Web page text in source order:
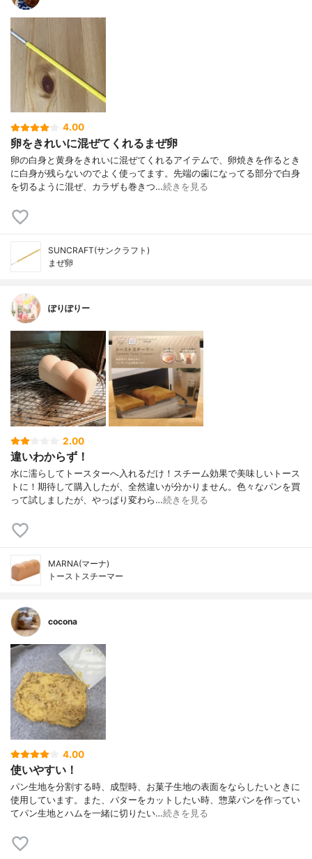
4.00
卵をきれいに混ぜてくれるまぜ卵
卵の白身と黄身をきれいに混ぜてくれるアイテムで、卵焼きを作るとき
に白身が残らないのでよく使ってます。先端の歯になってる部分で白身
を切るように混ぜ、カラザも巻きつ…続きを見る
SUNCRAFT(サンクラフト)
まぜ卵
ぽりぽりー
2.00
違いわからず！
水に濡らしてトースターへ入れるだけ！スチーム効果で美味しいトース
トに！期待して購入したが、全然違いが分かりません。色々なパンを買
って試しましたが、やっぱり変わら…続きを見る
MARNA(マーナ)
トーストスチーマー
cocona
4.00
使いやすい！
パン生地を分割する時、成型時、お菓子生地の表面をならしたいときに
使用しています。また、バターをカットしたい時、惣菜パンを作ってい
てパン生地とハムを一緒に切りたい…続きを見る